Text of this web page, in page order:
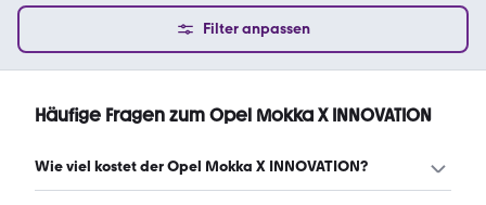
Filter anpassen
Häufige Fragen zum Opel Mokka X INNOVATION
Wie viel kostet der Opel Mokka X INNOVATION?